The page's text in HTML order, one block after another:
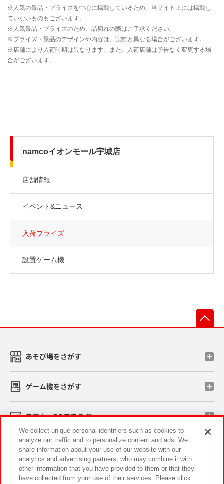
namcoイオンモール宇城店
店舗情報
イベント&ニュース
入荷プライズ
設置ゲーム機
あそび場をさがす
ゲーム機をさがす
スマホ・PCであそぶ
イベント・キャンペーン
We collect unique personal identifiers such as cookies to
analyze our traffic and to personalize content and ads. We
share information about your use of our website with our
analytics and advertising partners, who may combine it with
other information that you have provided to them or that they
have collected from your use of their services. Please click